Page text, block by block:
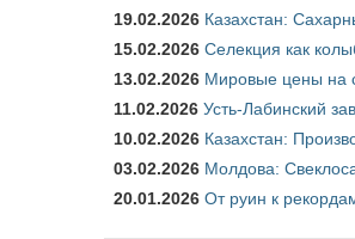
19.02.2026 Казахстан:
15.02.2026 Селекция как
13.02.2026 Мировые цены на
11.02.2026 Усть-Лабинский
10.02.2026 Казахстан:
03.02.2026 Молдова:
20.01.2026 От руин к